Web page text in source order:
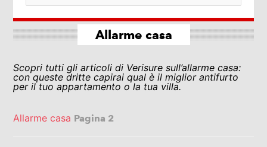
Allarme casa
Scopri tutti gli articoli di Verisure sull’allarme casa:
con queste dritte capirai qual è il miglior antifurto
per il tuo appartamento o la tua villa.
Allarme casa Pagina 2